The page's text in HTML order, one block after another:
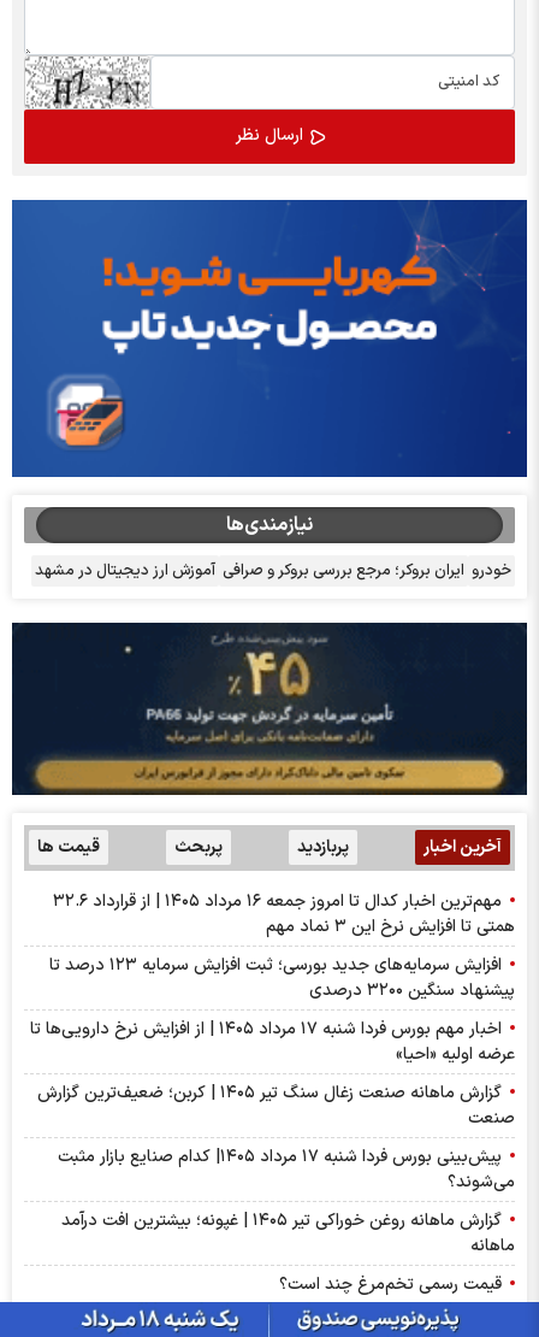
نیازمندی‌ها
خودرو ایران بروکر؛ مرجع بررسی بروکر و صرافی آموزش ارز دیجیتال در مشهد
آخرین اخبار پربازدید پربحث قیمت ها
مهم‌ترین اخبار کدال تا امروز جمعه ۱۶ مرداد ۱۴۰۵ | از قرارداد ۳۲.۶
همتی تا افزایش نرخ این ۳ نماد مهم
افزایش سرمایه‌های جدید بورسی؛ ثبت افزایش سرمایه ۱۲۳ درصد تا
پیشنهاد‌ سنگین ۳۲۰۰ درصدی
اخبار مهم بورس فردا شنبه ۱۷ مرداد ۱۴۰۵ | از افزایش نرخ دارویی‌ها تا
عرضه اولیه «احیا»
گزارش ماهانه صنعت زغال سنگ تیر ۱۴۰۵ | کربن؛ ضعیف‌ترین گزارش
صنعت
پیش‌بینی بورس فردا شنبه ۱۷ مرداد ۱۴۰۵| کدام صنایع بازار مثبت
می‌شوند؟
گزارش ماهانه روغن خوراکی تیر ۱۴۰۵ | غپونه؛ بیشترین افت درآمد
ماهانه
قیمت رسمی تخم‌مرغ چند است؟
سود شلعاب ۱۴۰۵ کی واریز می‌شود و چقدر است؟